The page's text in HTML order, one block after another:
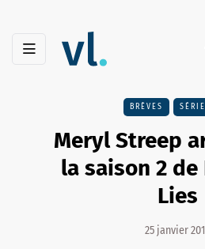
BRÈVES
Meryl Streep
la saison 2
Lies
25 janvier